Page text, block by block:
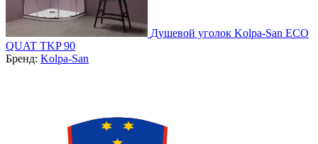
Душевой уголок Kolpa-San ECO
QUAT TKP 90
Бренд: Kolpa-San